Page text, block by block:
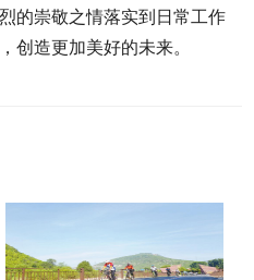
的崇敬之情落实到日常工作
创造更加美好的未来。